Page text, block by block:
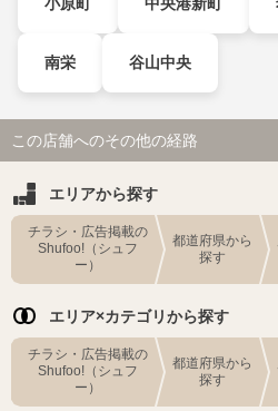
南栄 谷山中央
この店舗へのその他の経路
エリアから探す
チラシ・広告掲載の
Shufoo!（シュフ
ー）
都道府県から
探す
エリア×カテゴリから探す
チラシ・広告掲載の
Shufoo!（シュフ
ー）
都道府県から
探す